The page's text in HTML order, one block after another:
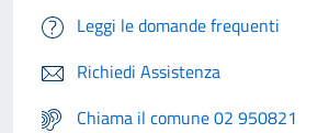
Leggi le domande frequenti
Richiedi Assistenza
Chiama il comune 02 950821